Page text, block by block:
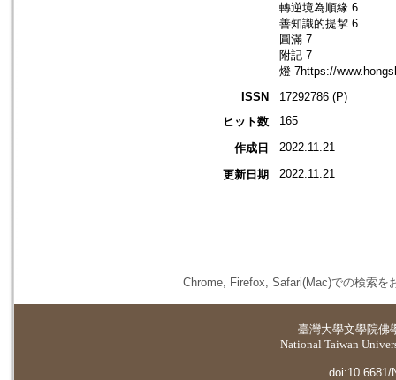
轉逆境為順緣 6
善知識的提挈 6
圓滿 7
附記 7
燈 7https://
ISSN
17292786 (P)
ヒット数
165
作成日 2022.11.21
更新日期 2022.11.21
Chrome, Firefox, Safari(Mac)での検索を
臺灣大學文學院佛
National Taiwan
doi:10.6681/